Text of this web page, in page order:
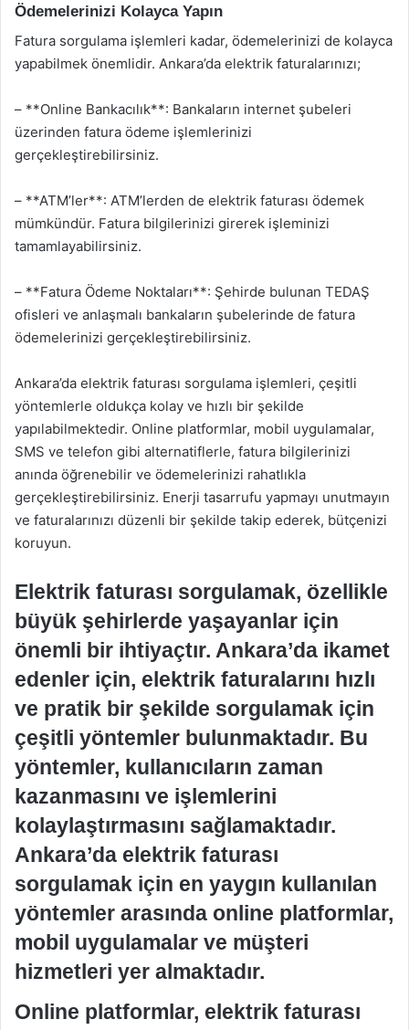
Ödemelerinizi Kolayca Yapın
Fatura sorgulama işlemleri kadar, ödemelerinizi de kolayca
yapabilmek önemlidir. Ankara’da elektrik faturalarınızı;
– **Online Bankacılık**: Bankaların internet şubeleri
üzerinden fatura ödeme işlemlerinizi
gerçekleştirebilirsiniz.
– **ATM’ler**: ATM’lerden de elektrik faturası ödemek
mümkündür. Fatura bilgilerinizi girerek işleminizi
tamamlayabilirsiniz.
– **Fatura Ödeme Noktaları**: Şehirde bulunan TEDAŞ
ofisleri ve anlaşmalı bankaların şubelerinde de fatura
ödemelerinizi gerçekleştirebilirsiniz.
Ankara’da elektrik faturası sorgulama işlemleri, çeşitli
yöntemlerle oldukça kolay ve hızlı bir şekilde
yapılabilmektedir. Online platformlar, mobil uygulamalar,
SMS ve telefon gibi alternatiflerle, fatura bilgilerinizi
anında öğrenebilir ve ödemelerinizi rahatlıkla
gerçekleştirebilirsiniz. Enerji tasarrufu yapmayı unutmayın
ve faturalarınızı düzenli bir şekilde takip ederek, bütçenizi
koruyun.
Elektrik faturası sorgulamak, özellikle
büyük şehirlerde yaşayanlar için
önemli bir ihtiyaçtır. Ankara’da ikamet
edenler için, elektrik faturalarını hızlı
ve pratik bir şekilde sorgulamak için
çeşitli yöntemler bulunmaktadır. Bu
yöntemler, kullanıcıların zaman
kazanmasını ve işlemlerini
kolaylaştırmasını sağlamaktadır.
Ankara’da elektrik faturası
sorgulamak için en yaygın kullanılan
yöntemler arasında online platformlar,
mobil uygulamalar ve müşteri
hizmetleri yer almaktadır.
Online platformlar, elektrik faturası